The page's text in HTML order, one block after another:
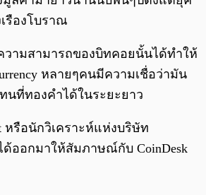
รืองโบราณ
วามสามารถของบิทคอยนั้นได้ทำให้
หลายๆคนมีความเชื่อว่ามัน
นที่ทองคำได้ในระยะยาว
หรือนักวิเคราะห์แห่งบริษัท
ด้ออกมาให้สัมภาษณ์กับ CoinDesk